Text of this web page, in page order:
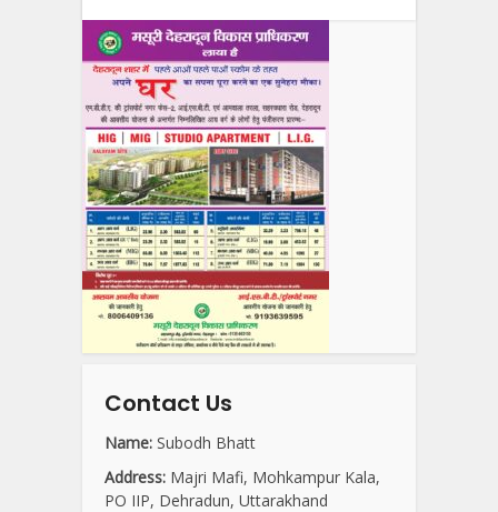
Contact Us
Name: Subodh Bhatt
Address: Majri Mafi, Mohkampur Kala,
PO IIP, Dehradun, Uttarakhand